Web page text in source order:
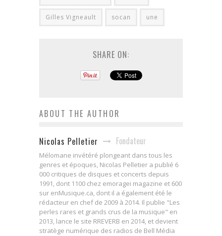
Gilles Vigneault socan une
SHARE ON:
ABOUT THE AUTHOR
Nicolas Pelletier Fondateur
Mélomane invétéré plongeant dans tous les
genres et époques, Nicolas Pelletier a publié 6
000 critiques de disques et concerts depuis
1991, dont 1100 chez emoragei magazine et 600
sur enMusique.ca, dont il a également été le
rédacteur en chef de 2009 à 2014. Il publie "Les
perles rares et grands crus de la musique" en
2013, lance le site RREVERB en 2014, et devient
stratège numérique des radios de Bell Média